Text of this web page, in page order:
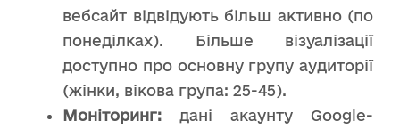
вебсайт відвідують більш активно (по
понеділках). Більше візуалізації
доступно про основну групу аудиторії
(жінки, вікова група: 25-45).
Моніторинг: дані акаунту Google-